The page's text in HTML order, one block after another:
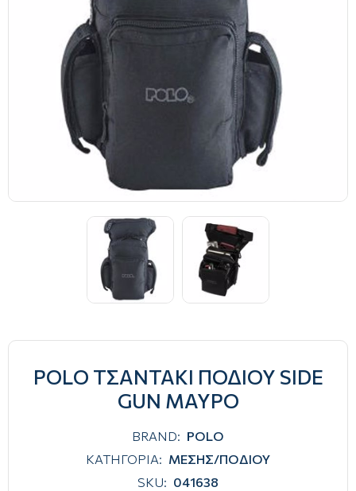
POLO ΤΣΑΝΤΑΚΙ ΠΟΔΙΟΥ SIDE
GUN ΜΑΥΡΟ
BRAND: POLO
ΚΑΤΗΓΟΡΙΑ: ΜΕΣΗΣ/ΠΟΔΙΟΥ
SKU: 041638